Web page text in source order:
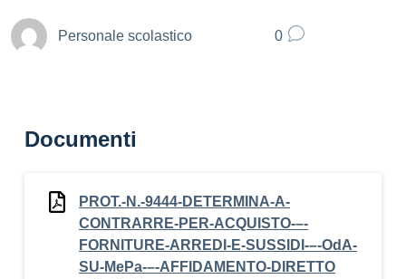
Personale scolastico 0
Documenti
PROT.-N.-9444-DETERMINA-A-
CONTRARRE-PER-ACQUISTO-–-
FORNITURE-ARREDI-E-SUSSIDI-–-OdA-
SU-MePa-–-AFFIDAMENTO-DIRETTO